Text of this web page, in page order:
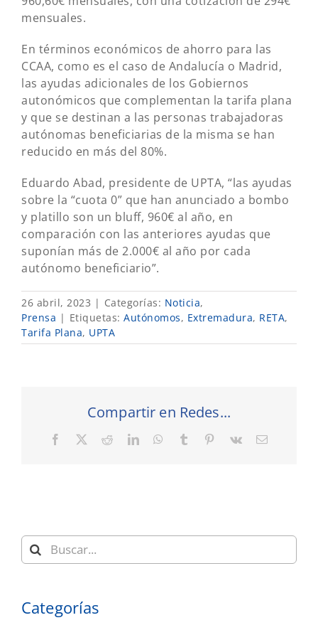
mensuales.
En términos económicos de ahorro para las
CCAA, como es el caso de Andalucía o Madrid,
las ayudas adicionales de los Gobiernos
autonómicos que complementan la tarifa plana
y que se destinan a las personas trabajadoras
autónomas beneficiarias de la misma se han
reducido en más del 80%.
Eduardo Abad, presidente de UPTA, “las ayudas
sobre la “cuota 0” que han anunciado a bombo
y platillo son un bluff, 960€ al año, en
comparación con las anteriores ayudas que
suponían más de 2.000€ al año por cada
autónomo beneficiario”.
26 abril, 2023 | Categorías: Noticia,
Prensa | Etiquetas: Autónomos, Extremadura, RETA,
Tarifa Plana, UPTA
Compartir en Redes...
Facebook RedditLinkedInWhatsApp
Tumblr Pinterest
Vk
Correo
Buscar:
Categorías